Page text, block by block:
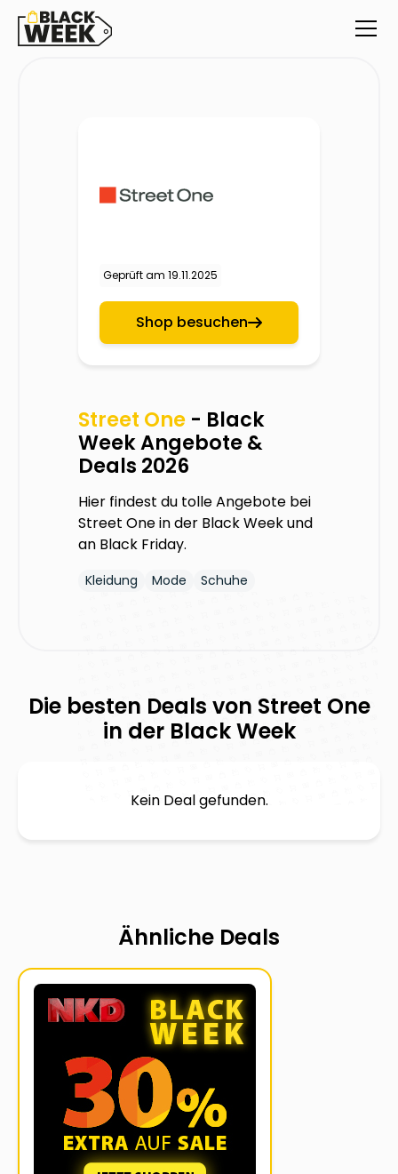
Street One- Black
Week Angebote &
Deals 2026
Hier findest du tolle Angebote bei
Street Onein der Black Week und
an Black Friday.
Kleidung Mode Schuhe
Geprüft am 19.11.2025
Shop besuchen
Die besten Deals von Street One
in der Black Week
Kein Deal gefunden.
Ähnliche Deals